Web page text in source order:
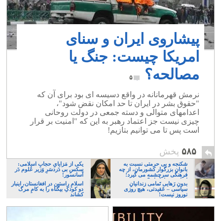
پیشاروی ایران و سنای
امریکا چیست: جنگ یا
مصالحه؟
۵
نرمش قهرمانانه در واقع دسیسه ای بود برای آن که
"حقوق بشر در ایران تا حد امکان نقض شود"،
اعدامهای متوالی و دسته جمعی در دولت روحانی
چیزی نیست جز اعتماد رهبر به این که "امنیت بر قرار
است پس تا می توانیم بتازیم!
۵۸۵ پخش
شکنجه و بی حرمتی نسبت به
بانوان بزرگوار کشورمان، از چه
فرهنگی سرچشمه می گیرد؛
ایرانی، و یا تازیان؟
یکی از مَزایایِ حجابِ اسلامی:
سکسِ بی دَردسَرِ وَزیر عُلوم دَر
آسانسور!
بدونِ رَهایی تَمامی زندانیانِ
سیاسی – عَقیدتی، هیچ روزی
نوروز نیست!
اسلامِ راستین در افغانستان، اینبار
دو کودکِ بیگناه را به کامِ مرگ
کشاند